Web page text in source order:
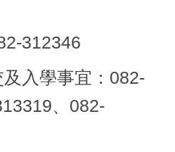
312346
入學事宜：082-
、082-